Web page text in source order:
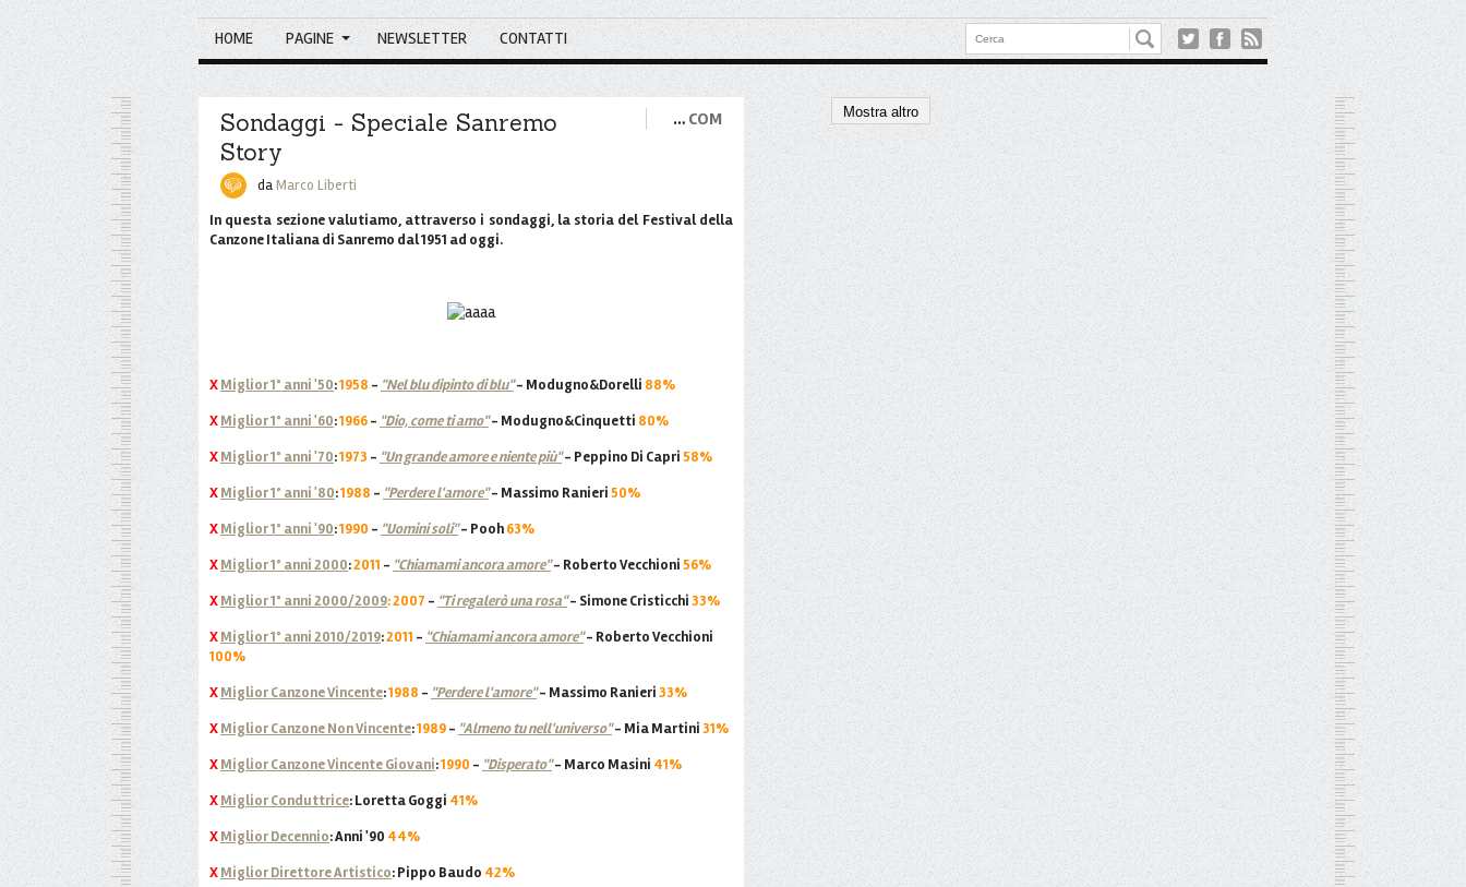
HOME PAGINE NEWSLETTER CONTATTI
Sondaggi - Speciale Sanremo
Story
… COM
daMarco Liberti
In questa sezione valutiamo, attraverso i sondaggi, la storia del Festival della
Canzone Italiana di Sanremo dal 1951 ad oggi.
XMiglior 1° anni '50:1958 - "Nel blu dipinto di blu"- Modugno&Dorelli 88%
XMiglior 1° anni '60:1966- "Dio, come ti amo"- Modugno&Cinquetti 80%
XMiglior 1° anni '70:1973 - "Un grande amore e niente più"- Peppino Di Capri58%
XMiglior 1° anni '80:1988 - "Perdere l'amore"- Massimo Ranieri50%
XMiglior 1° anni '90:1990 - "Uomini soli"- Pooh63%
XMiglior 1° anni 2000:2011 - "Chiamami ancora amore"- Roberto Vecchioni56%
XMiglior 1° anni 2000/2009: 2007 - "Ti regalerò una rosa"- Simone Cristicchi33%
XMiglior 1° anni 2010/2019:2011 - "Chiamami ancora amore"- Roberto Vecchioni
100%
XMiglior Canzone Vincente:1988 - "Perdere l'amore"- Massimo Ranieri33%
XMiglior Canzone Non Vincente:1989- "Almeno tu nell'universo"- Mia Martini31%
XMiglior Canzone Vincente Giovani:1990 - "Disperato"- Marco Masini 41%
XMiglior Conduttrice: Loretta Goggi 41%
XMiglior Decennio: Anni '90 44%
XMiglior Direttore Artistico: Pippo Baudo 42%
Mostra altro